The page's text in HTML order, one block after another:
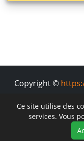
Copyright ©
Ce site utilise des
services. Vous